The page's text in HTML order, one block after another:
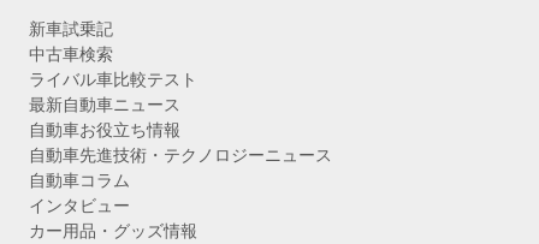
新車試乗記
中古車検索
ライバル車比較テスト
最新自動車ニュース
自動車お役立ち情報
自動車先進技術・テクノロジーニュース
自動車コラム
インタビュー
カー用品・グッズ情報